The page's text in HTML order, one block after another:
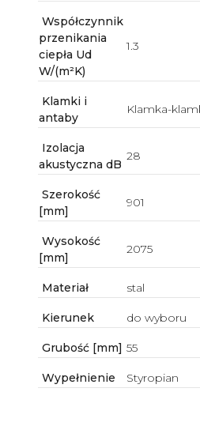
Współczynnik
przenikania
ciepła Ud
W/(m²K)
1.3
Klamki i
antaby
Klamka-
Izolacja
akustyczna dB
28
Szerokość
[mm]
901
Wysokość
[mm]
2075
Materiał stal
Kierunek do wyboru
Grubość [mm] 55
Wypełnienie Styropian